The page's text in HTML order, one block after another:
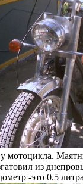
мотоцикла.
из
-это 0.5